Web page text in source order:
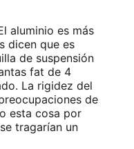
aluminio es más
dicen que es
de suspensión
fat de 4
La rigidez del
de
esta cosa por
tragarían un